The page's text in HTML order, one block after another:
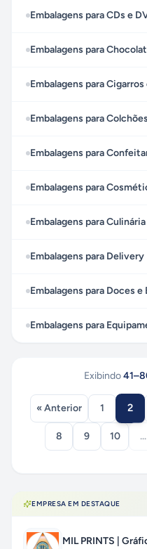
Embalagens para CDs e
Embalagens para
Embalagens para Colchões
Embalagens para
Embalagens para
Embalagens para
Embalagens para Delivery
Embalagens para Doces e
Exibindo41–
« Anterior 1 2
8 9 10 ...
EMPRESA EM DESTAQUE
MIL PRINTS |